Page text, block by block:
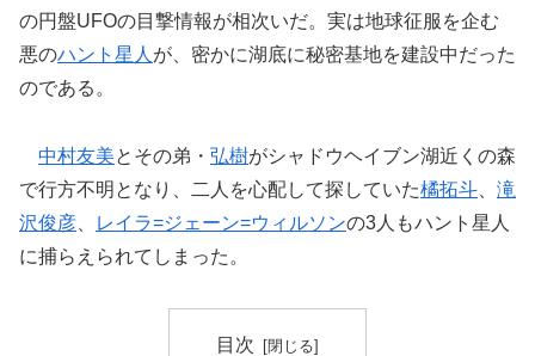
の円盤UFOの目撃情報が相次いだ。実は地球征服を企む
悪のハント星人 が、密かに湖底に秘密基地を建設中だった
のである。
中村友美とその弟・ 弘樹がシャドウヘイブン湖近くの森
で行方不明となり、二人を心配して探していた橘拓斗
滝
沢俊彦
レイラ=ジェーン=ウィルソンの3人もハント星人
に捕らえられてしまった。
目次